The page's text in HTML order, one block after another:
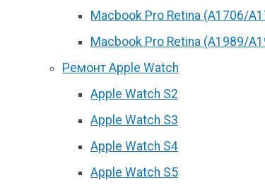
Macbook Pro Retina (А1706/
Macbook Pro Retina (А1989/
Ремонт Apple Watch
Apple Watch S2
Apple Watch S3
Apple Watch S4
Apple Watch S5